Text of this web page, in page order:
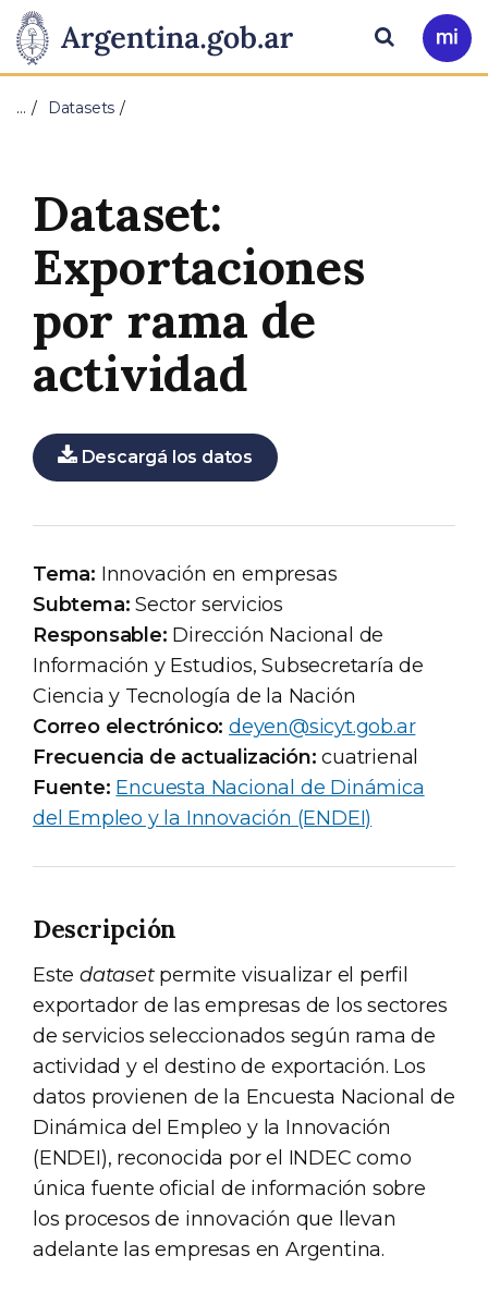
Presidencia
de
Nación
Pasar al contenido principal
Ir
a
Buscar
… Datasets
Dataset:
Exportaciones
por rama de
actividad
Descargá los datos
Tema: Innovación en empresas
Subtema: Sector servicios
Responsable: Dirección Nacional de
Información y Estudios, Subsecretaría de
Ciencia y Tecnología de la Nación
Correo electrónico: deyen@sicyt.gob.ar
Frecuencia de actualización: cuatrienal
Fuente: Encuesta Nacional de Dinámica
del Empleo y la Innovación (ENDEI)
Descripción
Este datasetpermite visualizar el perfil
exportador de las empresas de los sectores
de servicios seleccionados según rama de
actividad y el destino de exportación. Los
datos provienen de la Encuesta Nacional de
Dinámica del Empleo y la Innovación
(ENDEI), reconocida por el INDEC como
única fuente oficial de información sobre
los procesos de innovación que llevan
adelante las empresas en Argentina.